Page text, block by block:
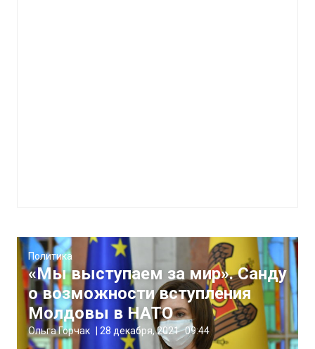
Политика
«Мы выступаем за мир». Санду
о возможности вступления
Молдовы в НАТО
Ольга Горчак 28 декабря, 2021 09:44